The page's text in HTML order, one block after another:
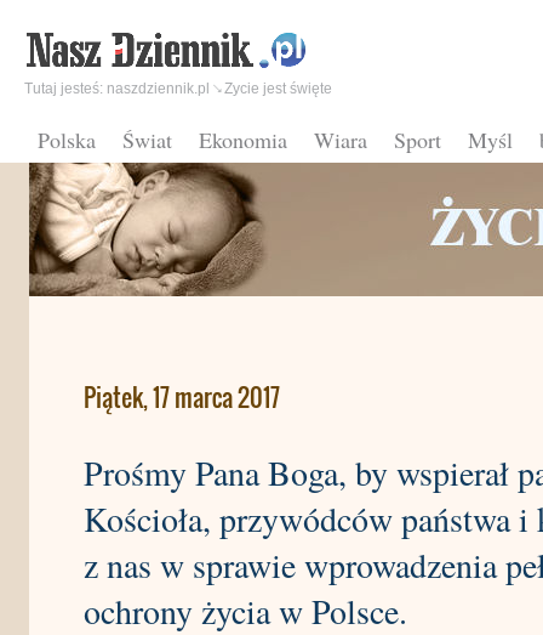
Polska Świat Ekonomia Wiara Sport Myśl
Tutaj jesteś: naszdziennik.pl Zycie jest święte
Piątek, 17 marca 2017
Prośmy Pana Boga, by wspierał
Kościoła, przywódców państwa i
z nas w sprawie wprowadzenia
ochrony życia w Polsce.